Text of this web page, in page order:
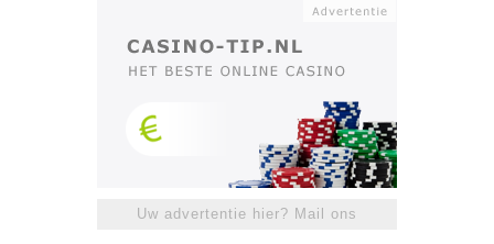
Uw advertentie hier? Mail ons